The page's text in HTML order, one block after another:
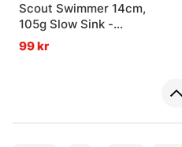
Scout Swimmer 14cm,
105g Slow Sink -
Unpainted Blanks
99 kr